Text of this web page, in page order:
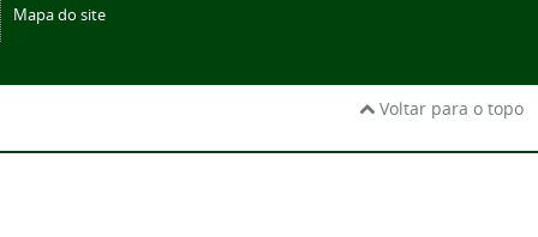
Mapa do site
Voltar para o topo